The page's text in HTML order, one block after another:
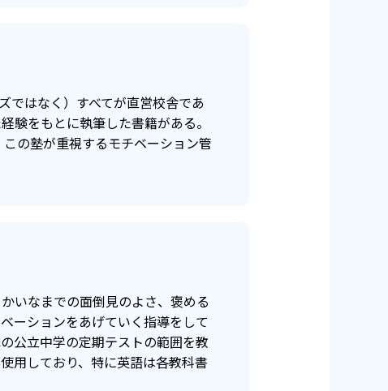
ではなく）すべてが直営校舎であ
験をもとに執筆した書籍がある。
の塾が重視するモチベーション管
いなまでの面倒見のよさ、褒める
ーションをあげていく指導をして
公立中学の定期テストの範囲を教
用しており、特に英語は各教科書